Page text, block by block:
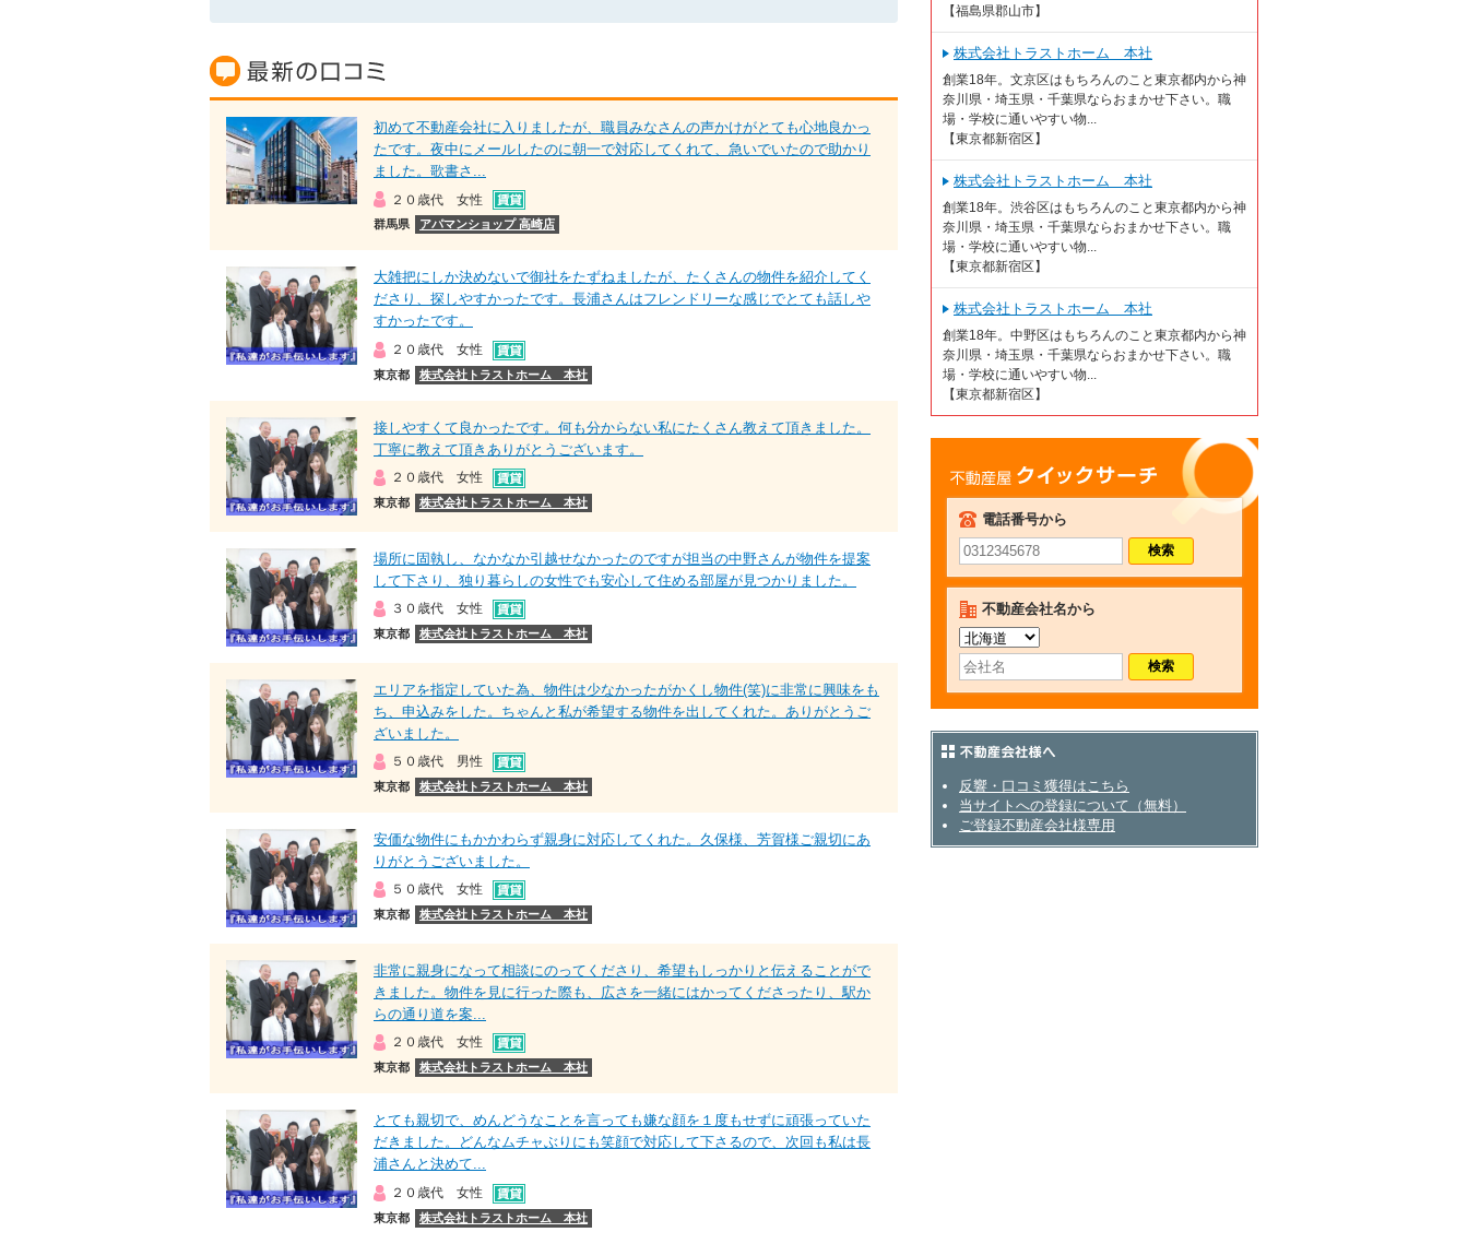
初めて不動産会社に入りましたが、職員みなさんの声かけがとても心地良かっ
たです。夜中にメールしたのに朝一で対応してくれて、急いでいたので助かり
ました。歌書さ...
２０歳代 女性
群馬県 アパマンショップ 高崎店
大雑把にしか決めないで御社をたずねましたが、たくさんの物件を紹介してく
ださり、探しやすかったです。長浦さんはフレンドリーな感じでとても話しや
すかったです。
２０歳代 女性
東京都 株式会社トラストホーム 本社
接しやすくて良かったです。何も分からない私にたくさん教えて頂きました。
丁寧に教えて頂きありがとうございます。
２０歳代 女性
東京都 株式会社トラストホーム 本社
場所に固執し、なかなか引越せなかったのですが担当の中野さんが物件を提案
して下さり、独り暮らしの女性でも安心して住める部屋が見つかりました。
３０歳代 女性
東京都 株式会社トラストホーム 本社
エリアを指定していた為、物件は少なかったがかくし物件(笑)に非常に興味をも
ち、申込みをした。ちゃんと私が希望する物件を出してくれた。ありがとうご
ざいました。
５０歳代 男性
東京都 株式会社トラストホーム 本社
安価な物件にもかかわらず親身に対応してくれた。久保様、芳賀様ご親切にあ
りがとうございました。
５０歳代 女性
東京都 株式会社トラストホーム 本社
非常に親身になって相談にのってくださり、希望もしっかりと伝えることがで
きました。物件を見に行った際も、広さを一緒にはかってくださったり、駅か
らの通り道を案...
２０歳代 女性
東京都 株式会社トラストホーム 本社
とても親切で、めんどうなことを言っても嫌な顔を１度もせずに頑張っていた
だきました。どんなムチャぶりにも笑顔で対応して下さるので、次回も私は長
浦さんと決めて...
２０歳代 女性
東京都 株式会社トラストホーム 本社
【福島県郡山市】
株式会社トラストホーム 本社
創業18年。文京区はもちろんのこと東京都内から神
奈川県・埼玉県・千葉県ならおまかせ下さい。職
場・学校に通いやすい物...
【東京都新宿区】
株式会社トラストホーム 本社
創業18年。渋谷区はもちろんのこと東京都内から神
奈川県・埼玉県・千葉県ならおまかせ下さい。職
場・学校に通いやすい物...
【東京都新宿区】
株式会社トラストホーム 本社
創業18年。中野区はもちろんのこと東京都内から神
奈川県・埼玉県・千葉県ならおまかせ下さい。職
場・学校に通いやすい物...
【東京都新宿区】
不動産屋クイックサーチ
電話番号から
不動産会社名から
反響・口コミ獲得はこちら
当サイトへの登録について（無料）
ご登録不動産会社様専用